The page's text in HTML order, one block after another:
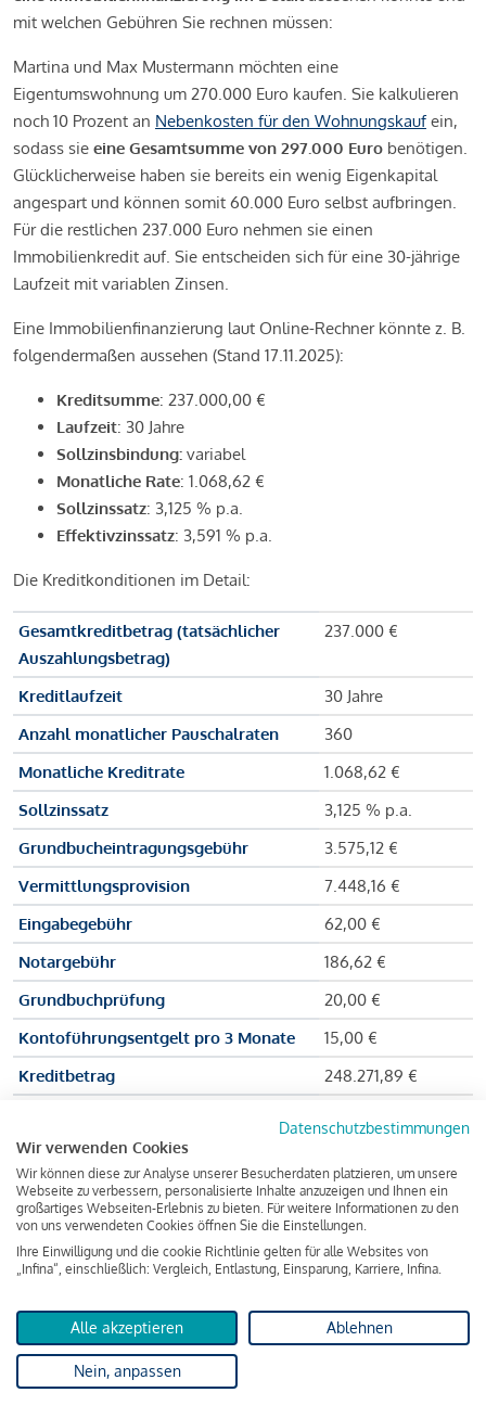
mit welchen Gebühren Sie rechnen müssen:
Martina und Max Mustermann möchten eine
Eigentumswohnung um 270.000 Euro kaufen. Sie kalkulieren
noch 10 Prozent an Nebenkosten für den Wohnungskaufein,
sodass sie eine Gesamtsumme von 297.000 Euro benötigen.
Glücklicherweise haben sie bereits ein wenig Eigenkapital
angespart und können somit 60.000 Euro selbst aufbringen.
Für die restlichen 237.000 Euro nehmen sie einen
Immobilienkredit auf. Sie entscheiden sich für eine 30-jährige
Laufzeit mit variablen Zinsen.
Eine Immobilienfinanzierung laut Online-Rechner könnte z. B.
folgendermaßen aussehen (Stand 17.11.2025):
Kreditsumme: 237.000,00 €
Laufzeit: 30 Jahre
Sollzinsbindung: variabel
Monatliche Rate: 1.068,62 €
Sollzinssatz: 3,125 % p.a.
Effektivzinssatz: 3,591 % p.a.
Die Kreditkonditionen im Detail:
Gesamtkreditbetrag (tatsächlicher
Auszahlungsbetrag)
237.000 €
Kreditlaufzeit
30 Jahre
Anzahl monatlicher Pauschalraten
360
Monatliche Kreditrate
1.068,62 €
Sollzinssatz
3,125 % p.a.
Grundbucheintragungsgebühr
3.575,12 €
Vermittlungsprovision
7.448,16 €
Eingabegebühr
62,00 €
Notargebühr
186,62 €
Grundbuchprüfung
20,00 €
Kontoführungsentgelt pro 3 Monate
15,00 €
Kreditbetrag
248.271,89 €
Zu zahlender Gesamtbetrag
Kreditvermittler
INFINA Credit
Broker GmbH
von 237.000 Euro ausgezahlt, um die Wohnung zu kaufen.
Darüber hinaus fallen aber noch einige Gebühren an (z. B. die
Grundbucheintragungsgebühr), sodass die Bank den
Datenschutzbestimmungen
Wir verwenden Cookies
Wir können diese zur Analyse unserer Besucherdaten platzieren, um unsere
Webseite zu verbessern, personalisierte Inhalte anzuzeigen und Ihnen ein
großartiges Webseiten-Erlebnis zu bieten. Für weitere Informationen zu den
von uns verwendeten Cookies öffnen Sie die Einstellungen.
Ihre Einwilligung und die cookie Richtlinie gelten für alle Websites von
„Infina“, einschließlich: Vergleich, Entlastung, Einsparung, Karriere, Infina.
Alle akzeptieren Ablehnen
Nein, anpassen